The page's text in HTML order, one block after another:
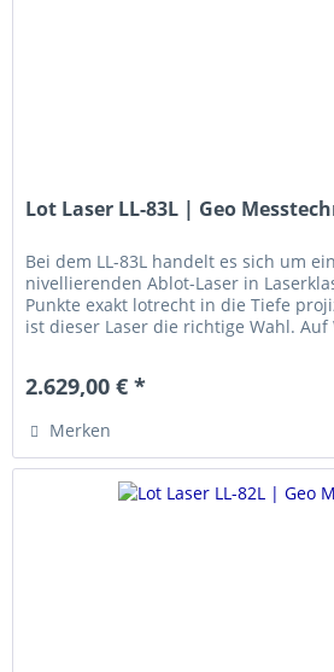
Lot Laser LL-83L | Geo
Bei dem LL-83L handelt es sich um
nivellierenden Ablot-Laser in
Punkte exakt lotrecht in die Tiefe
ist dieser Laser die richtige Wahl.
2.629,00 € *
Merken